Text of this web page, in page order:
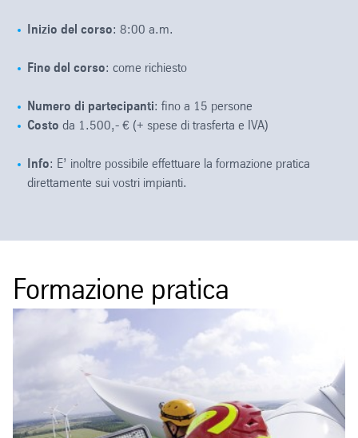
Inizio del corso: 8:00 a.m.
Fine del corso: come richiesto
Numero di partecipanti: fino a 15 persone
Costo da 1.500,- € (+ spese di trasferta e IVA)
Info: E’ inoltre possibile effettuare la formazione pratica
direttamente sui vostri impianti.
Formazione pratica